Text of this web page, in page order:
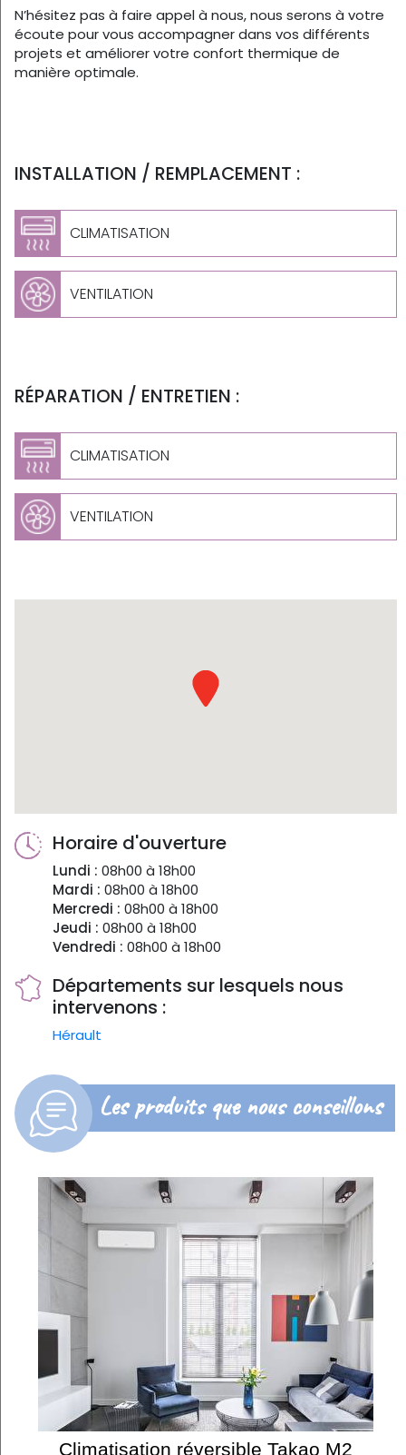
N’hésitez pas à faire appel à nous, nous serons à votre
écoute pour vous accompagner dans vos différents
projets et améliorer votre confort thermique de
manière optimale.
INSTALLATION / REMPLACEMENT :
CLIMATISATION
VENTILATION
RÉPARATION / ENTRETIEN :
CLIMATISATION
VENTILATION
Horaire d'ouverture
Lundi : 08h00 à 18h00
Mardi : 08h00 à 18h00
Mercredi : 08h00 à 18h00
Jeudi : 08h00 à 18h00
Vendredi : 08h00 à 18h00
Départements sur lesquels nous
intervenons :
Hérault
Les produits que nous conseillons
Climatisation réversible Takao M2